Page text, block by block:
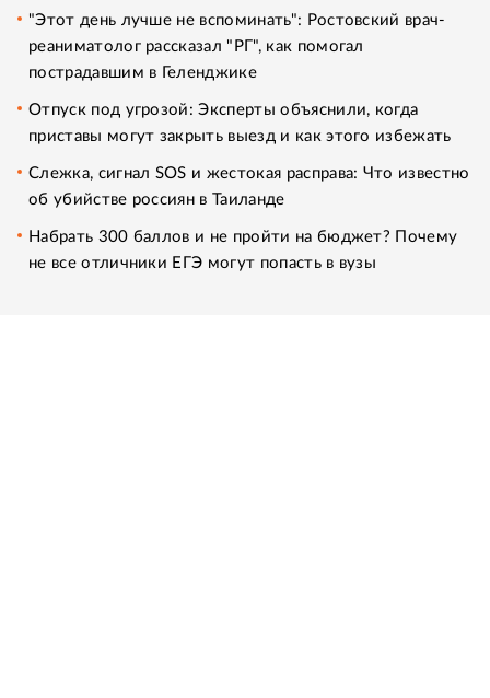
"Этот день лучше не вспоминать": Ростовский врач-
реаниматолог рассказал "РГ", как помогал
пострадавшим в Геленджике
Отпуск под угрозой: Эксперты объяснили, когда
приставы могут закрыть выезд и как этого избежать
Слежка, сигнал SOS и жестокая расправа: Что известно
об убийстве россиян в Таиланде
Набрать 300 баллов и не пройти на бюджет? Почему
не все отличники ЕГЭ могут попасть в вузы